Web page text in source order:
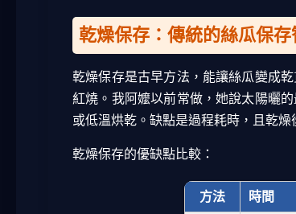
乾燥保存：傳統的絲瓜保
乾燥保存是古早方法，能讓絲瓜變成
紅燒。我阿嬤以前常做，她說太陽曬
或低溫烘乾。缺點是過程耗時，且乾
乾燥保存的優缺點比較：
方法 時間